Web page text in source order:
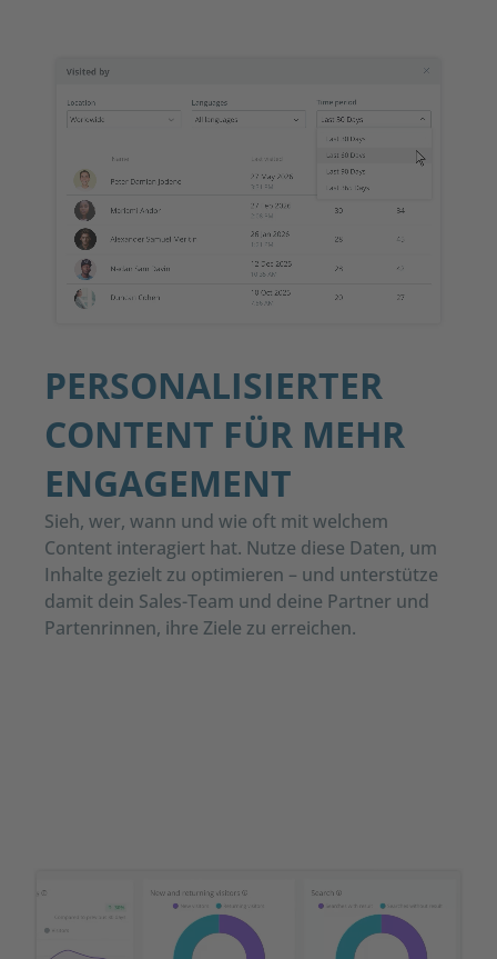
PERSONALISIERTER
CONTENT FÜR MEHR
ENGAGEMENT
Sieh, wer, wann und wie oft mit welchem
Content interagiert hat. Nutze diese Daten, um
Inhalte gezielt zu optimieren – und unterstütze
damit dein Sales-Team und deine Partner und
Partenrinnen, ihre Ziele zu erreichen.